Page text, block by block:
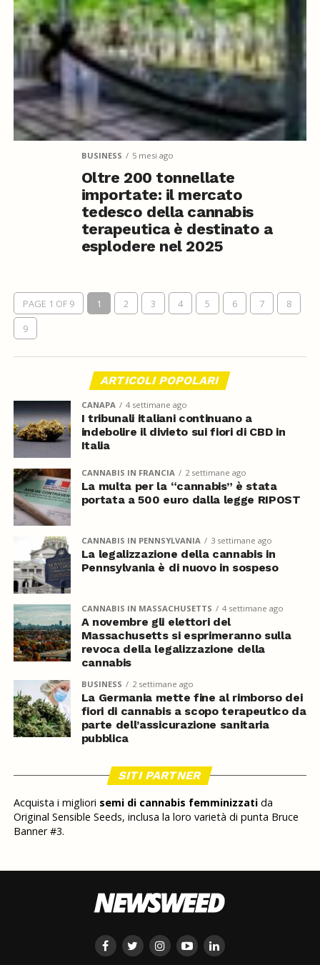
BUSINESS 5 mesi ago
Oltre 200 tonnellate
importate: il mercato
tedesco della cannabis
terapeutica è destinato a
esplodere nel 2025
PAGE 1 OF 9 1 2 3 4 5 6 7
8
9
ARTICOLI POPOLARI
CANAPA 4 settimane ago
I tribunali italiani continuano a
indebolire il divieto sui fiori di CBD in
Italia
CANNABIS IN FRANCIA 2 settimane ago
La multa per la “cannabis” è stata
portata a 500 euro dalla legge RIPOST
CANNABIS IN PENNSYLVANIA 3 settimane ago
La legalizzazione della cannabis in
Pennsylvania è di nuovo in sospeso
CANNABIS IN MASSACHUSETTS 4 settimane ago
A novembre gli elettori del
Massachusetts si esprimeranno sulla
revoca della legalizzazione della
cannabis
BUSINESS 2 settimane ago
La Germania mette fine al rimborso dei
fiori di cannabis a scopo terapeutico da
parte dell’assicurazione sanitaria
pubblica
SITI PARTNER
Acquista i migliori semi di cannabis femminizzatida
Original Sensible Seeds, inclusa la loro varietà di punta Bruce
Banner #3.